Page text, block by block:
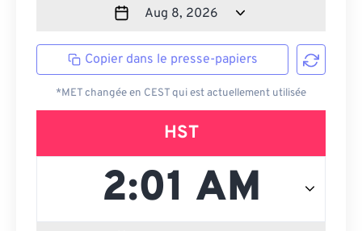
Copier dans le presse-papiers
*MET changée en CEST qui est actuellement utilisée
HST